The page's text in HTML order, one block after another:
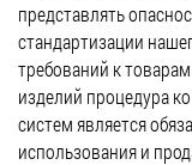
представлять
стандартизации
требований к
изделий процедура
систем является
использования и